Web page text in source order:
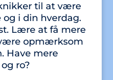
til at være
i din hverdag.
Lære at få mere
opmærksom
Have mere
ro?